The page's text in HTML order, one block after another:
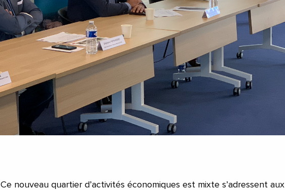
Ce nouveau quartier d’activités économiques est mixte s’adressent aux